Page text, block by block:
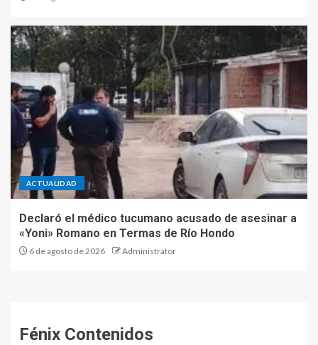
ACTUALIDAD
Declaró el médico tucumano acusado de asesinar a
«Yoni» Romano en Termas de Río Hondo
6 de agosto de 2026 Administrator
Fénix Contenidos